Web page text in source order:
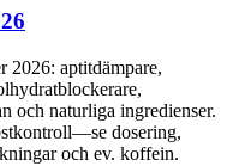
2026: aptitdämpare,
och naturliga ingredienser.
dosering,
och ev. koffein.